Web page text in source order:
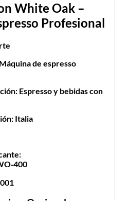
White Oak –
Profesional
de espresso
: Espresso y bebidas con
: Italia
: